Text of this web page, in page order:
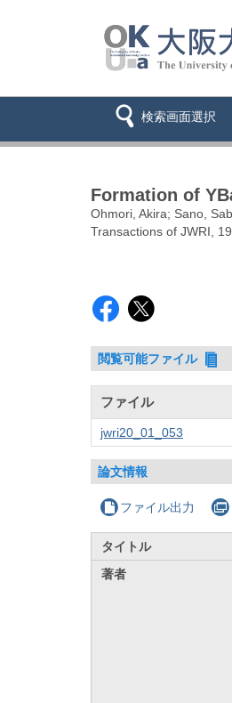
検索画面選択
Formation of
Ohmori, Akira; Sano,
Transactions of JWRI,
閲覧可能ファイル
ファイル
jwri20_01_053
論文情報
ファイル出力
タイトル
著者